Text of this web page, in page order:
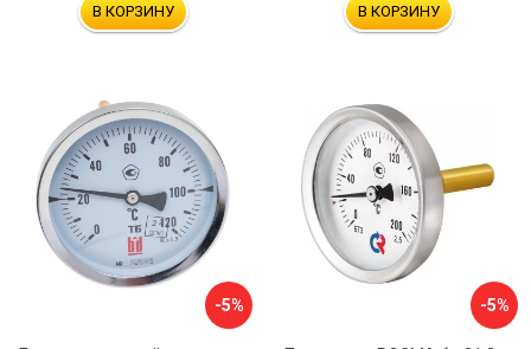
В КОРЗИНУ В КОРЗИНУ
-5% -5%